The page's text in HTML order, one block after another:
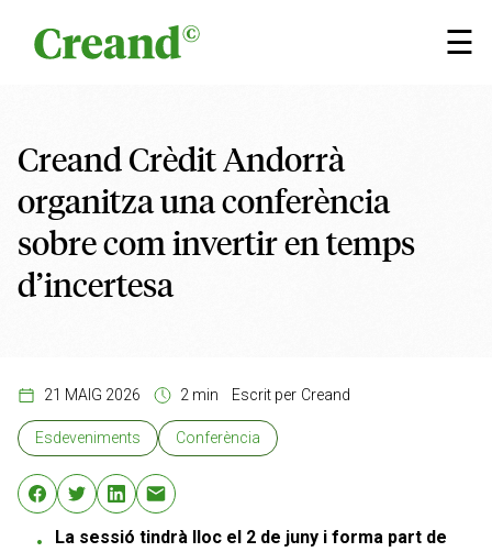
☰
×
Creand Crèdit Andorrà
organitza una conferència
sobre com invertir en temps
d’incertesa
21 MAIG 2026 2 min Escrit per Creand
Esdeveniments Conferència
La sessió tindrà lloc el 2 de juny i forma part de